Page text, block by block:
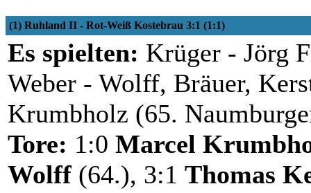
(1) Ruhland II - Rot-Weiß Kostebrau 3:1 (1:1)
Es spielten: Krüger - Jörg
Weber - Wolff, Bräuer,
Krumbholz (65.
Tore: 1:0 Marcel
Wolff (64.), 3:1 Thomas